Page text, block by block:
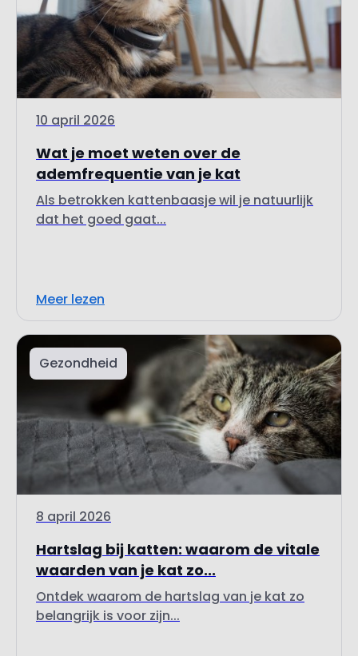
10 april 2026
Wat je moet weten over de
ademfrequentie van je kat
Als betrokken kattenbaasje wil je natuurlijk
dat het goed gaat...
Meer lezen
Gezondheid
8 april 2026
Hartslag bij katten: waarom de vitale
waarden van je kat zo...
Ontdek waarom de hartslag van je kat zo
belangrijk is voor zijn...